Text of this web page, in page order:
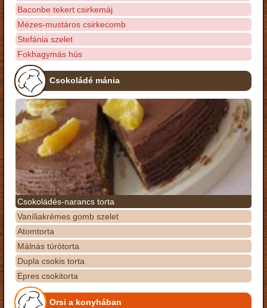
Baconbe tekert csirkemáj
Mézes-mustáros csirkecomb
Stefánia szelet
Fokhagymás hús
Csokoládé mánia
Csokoládés-narancs torta
Vaníliakrémes gomb szelet
Atomtorta
Málnás túrótorta
Dupla csokis torta
Epres csokitorta
Orsi a konyhában